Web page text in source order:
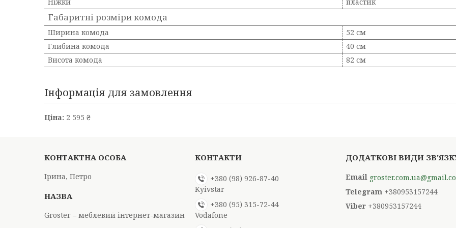
Габаритні розміри комода
Ширина комода
52 см
Глибина комода
40 см
Висота комода
82 см
Інформація для замовлення
Ціна: 2 595 ₴
Ірина, Петро
Groster – меблевий інтернет-магазин
+380 (98) 926-87-40
Kyivstar
+380 (95) 315-72-44
Vodafone
+380953157244
+380953157244